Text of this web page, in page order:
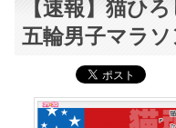
【速報】猫ひ
五輪男子マラソ